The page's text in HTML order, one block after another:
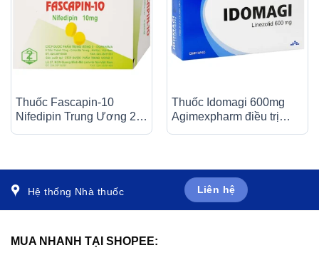
Thuốc Fascapin-10
Nifedipin Trung Ương 2
Thuốc Idomagi 600mg
Agimexpharm điều trị
Hệ thống Nhà thuốc Liên hệ
MUA NHANH TẠI SHOPEE: